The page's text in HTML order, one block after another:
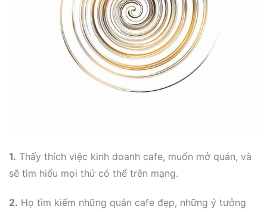
1. Thấy thích việc kinh doanh cafe, muốn mở quán, và
sẽ tìm hiểu mọi thứ có thể trên mạng.
2. Họ tìm kiếm những quán cafe đẹp, những ý tưởng